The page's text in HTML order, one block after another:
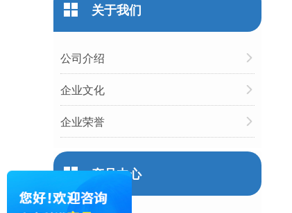
关于我们
公司介绍
企业文化
企业荣誉
产品中心